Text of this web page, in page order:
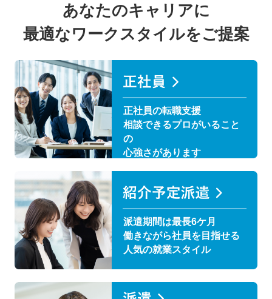
あなたのキャリアに
最適なワークスタイルをご提案
正社員の転職支援
相談できるプロがいること
の
心強さがあります
派遣期間は最長6ケ月
働きながら社員を目指せる
人気の就業スタイル